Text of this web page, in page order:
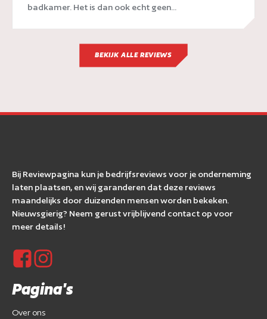
badkamer. Het is dan ook echt geen...
BEKIJK ALLE REVIEWS
Bij Reviewpagina kun je bedrijfsreviews voor je onderneming
laten plaatsen, en wij garanderen dat deze reviews
maandelijks door duizenden mensen worden bekeken.
Nieuwsgierig? Neem gerust vrijblijvend contact op voor
meer details!
Pagina's
Over ons